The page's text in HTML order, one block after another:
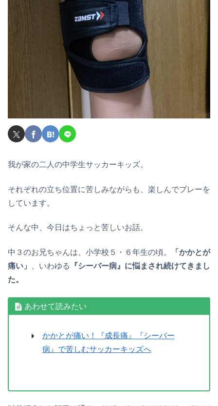
我が家の二人の中学生サッカーキッズ。
それぞれの立ち位置に苦しみながらも、楽しんでプレーを
しています。
そんな中、今日はちょっと苦しいお話。
中３のお兄ちゃんは、小学校５・６年生の頃。
「かかとが
痛い」
、いわゆる
『シーバー病』に悩まされ続けてきまし
た。
あわせて読みたい
かかとが痛い！『成長痛』『シーバー
病』で苦しむサッカーキッズへ